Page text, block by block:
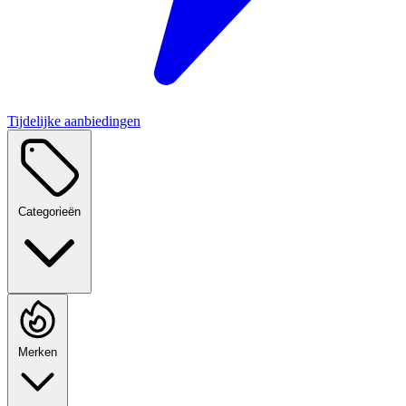
Tijdelijke aanbiedingen
Categorieën
Merken